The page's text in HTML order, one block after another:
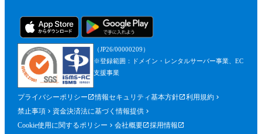
（JP26/00000209）
※登録範囲：ドメイン・レンタルサーバー事業、EC
支援事業
プライバシーポリシー 情報セキュリティ基本方針
利用規約
禁止事項
資金決済法に基づく情報提供
Cookie使用に関するポリシー
会社概要 採用情報